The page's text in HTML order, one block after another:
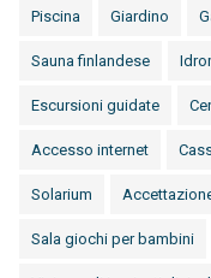
Piscina Giardino
Sauna finlandese
Escursioni guidate
Accesso internet
Solarium
Sala giochi per bambini